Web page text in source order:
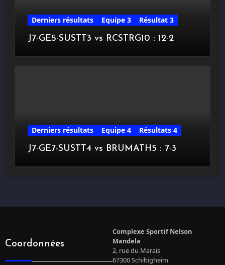
Derniers résultats Equipe 3
Résultat 3
J7-GE5-SUSTT3 vs RCSTRG10 : 12-2
Derniers résultats Equipe 4
Résultats 4
J7-GE7-SUSTT4 vs BRUMATH5 : 7-3
Coordonnées
Complexe Sportif Nelson
Mandela
2, rue du Marais
67300 Schiltigheim